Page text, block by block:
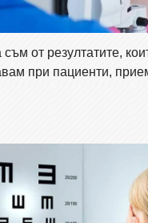
от резултатите,
при пациенти,